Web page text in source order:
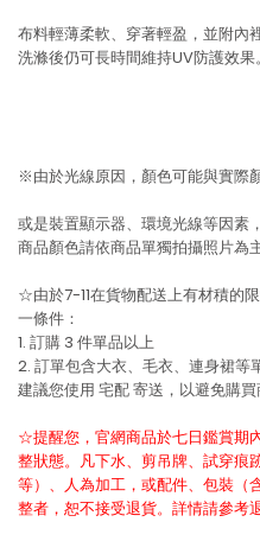
布料輕薄柔軟、穿著輕盈，並附內
洗滌後仍可長時間維持UV防護效果。
※由於光線原因，顏色可能與實際
或是裝置顯示器、環境光線等因素
商品顏色請依商品單獨拍攝照片為主
☆由於7-11在貨物配送上有材積的
一條件：
1. 訂購 3 件單品以上
2. 訂單包含大衣、毛衣、連身裙等
建議您使用 宅配寄送，以避免購買
☆提醒您，官網商品於七日鑑賞期
整狀態。凡下水、剪吊牌、試穿痕
等）、人為加工，或配件、包裝（
整者，恕不接受退貨。詳情請參考